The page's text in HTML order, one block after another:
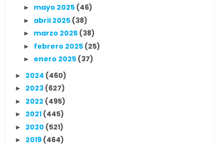
► mayo 2025 (46)
► abril 2025 (38)
► marzo 2025 (38)
► febrero 2025 (25)
► enero 2025 (37)
► 2024 (460)
► 2023 (627)
► 2022 (495)
► 2021 (445)
► 2020 (521)
► 2019 (464)